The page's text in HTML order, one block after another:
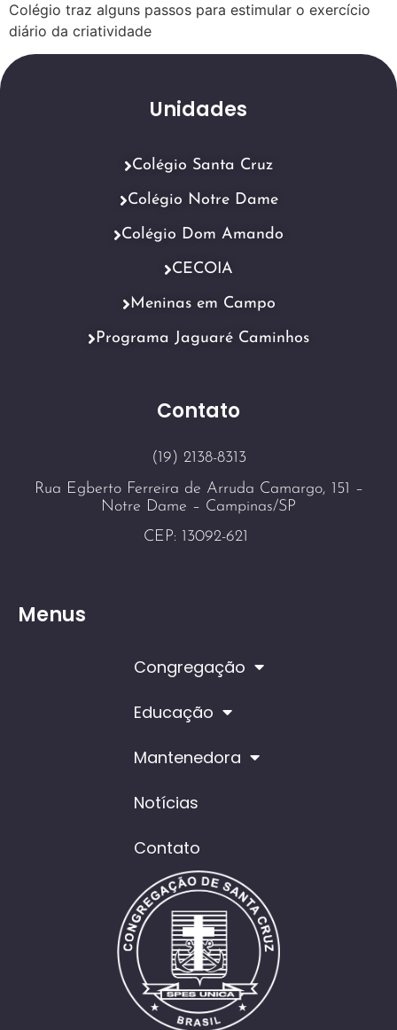
Colégio traz alguns passos para estimular o exercício
diário da criatividade
Contato
(19) 2138-8313
Rua Egberto Ferreira de Arruda Camargo, 151 –
Notre Dame – Campinas/SP
CEP: 13092-621
Menus
Congregação
Educação
Mantenedora
Notícias
Contato
Unidades
Colégio Santa Cruz
Colégio Notre Dame
Colégio Dom Amando
CECOIA
Meninas em Campo
Programa Jaguaré Caminhos